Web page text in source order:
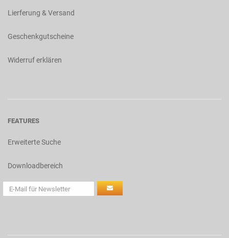
Lierferung & Versand
Geschenkgutscheine
Widerruf erklären
FEATURES
Erweiterte Suche
Downloadbereich